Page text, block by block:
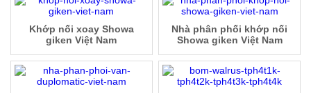
Nhà phân phối khớp nối
Showa giken Việt Nam
Khớp nối xoay Showa
giken Việt Nam